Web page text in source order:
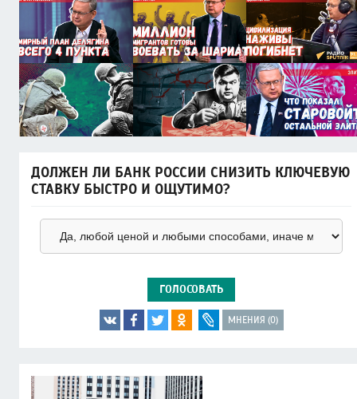
ДОЛЖЕН ЛИ БАНК РОССИИ СНИЗИТЬ КЛЮЧЕВУЮ
СТАВКУ БЫСТРО И ОЩУТИМО?
ГОЛОСОВАТЬ
МНЕНИЯ (0)